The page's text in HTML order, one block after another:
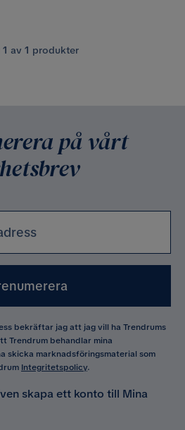
1 av 1 produkter
på vårt
bekräftar jag att jag vill ha Trendrums
Trendrum behandlar mina
skicka marknadsföringsmaterial som
Integritetspolicy.
skapa ett konto till Mina